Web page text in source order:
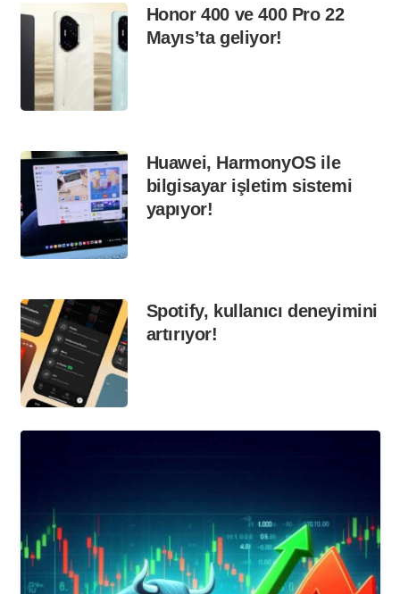
Honor 400 ve 400 Pro 22
Mayıs’ta geliyor!
Huawei, HarmonyOS ile
bilgisayar işletim sistemi
yapıyor!
Spotify, kullanıcı deneyimini
artırıyor!